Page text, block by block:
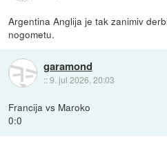
Argentina Anglija je tak zanimiv
nogometu.
garamond
::9. jul 2026, 20:03
Francija vs Maroko
0:0